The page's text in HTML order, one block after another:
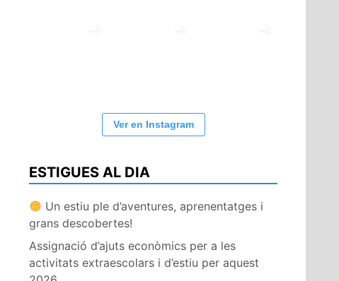
Ver en Instagram
ESTIGUES AL DIA
Un estiu ple d’aventures, aprenentatges i
grans descobertes!
Assignació d’ajuts econòmics per a les
activitats extraescolars i d’estiu per aquest